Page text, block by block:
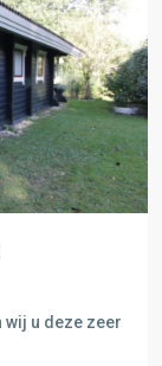
wij u deze zeer